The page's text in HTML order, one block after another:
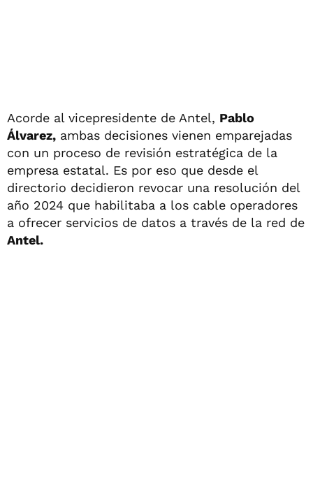
Acorde al vicepresidente de Antel, Pablo
Álvarez, ambas decisiones vienen emparejadas
con un proceso de revisión estratégica de la
empresa estatal. Es por eso que desde el
directorio decidieron revocar una resolución del
año 2024 que habilitaba a los cable operadores
a ofrecer servicios de datos a través de la red de
Antel.